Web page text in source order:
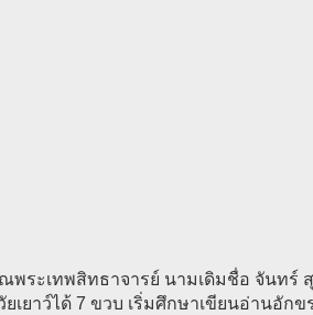
พระเทพสิทธาจารย์ นามเดิมชื่อ จันทร์
เยาว์ได้ 7 ขวบ เริ่มศึกษาเขียนอ่านอัก